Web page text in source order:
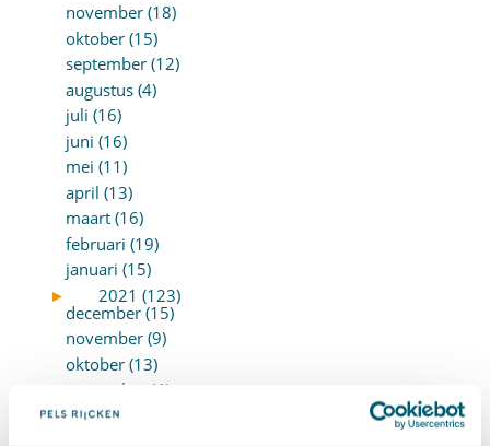
november (18)
oktober (15)
september (12)
augustus (4)
juli (16)
juni (16)
mei (11)
april (13)
maart (16)
februari (19)
januari (15)
►
2021 (123)
december (15)
november (9)
oktober (13)
september (4)
augustus (7)